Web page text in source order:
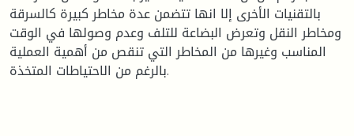
بالتقنيات الأخرى إلا انها تتضمن عدة مخاطر كبيرة كالسرقة
ومخاطر النقل وتعرض البضاعة للتلف وعدم وصولها في الوقت
المناسب وغيرها من المخاطر التي تنقص من أهمية العملية
بالرغم من الاحتياطات المتخذة.